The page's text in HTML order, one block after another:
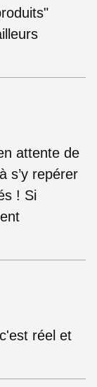
attente de
s’y repérer
! Si
réel et